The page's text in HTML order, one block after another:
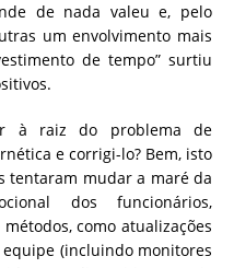
de nada valeu e, pelo
um envolvimento mais
de tempo” surtiu
à raiz do problema de
e corrigi-lo? Bem, isto
tentaram mudar a maré da
dos funcionários,
como atualizações
(incluindo monitores